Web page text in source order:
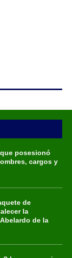
posesionó
cargos y
de
la
de la